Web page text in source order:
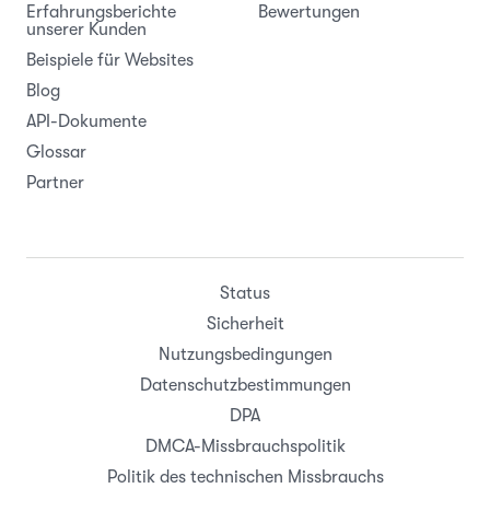
Erfahrungsberichte
unserer Kunden
Beispiele für Websites
Blog
API-Dokumente
Glossar
Partner
Bewertungen
Status
Sicherheit
Nutzungsbedingungen
Datenschutzbestimmungen
DPA
DMCA-Missbrauchspolitik
Politik des technischen Missbrauchs